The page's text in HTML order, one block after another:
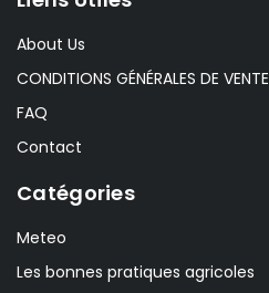
About Us
CONDITIONS GÉNÉRALES DE VENTE
FAQ
Contact
Catégories
Meteo
Les bonnes pratiques agricoles